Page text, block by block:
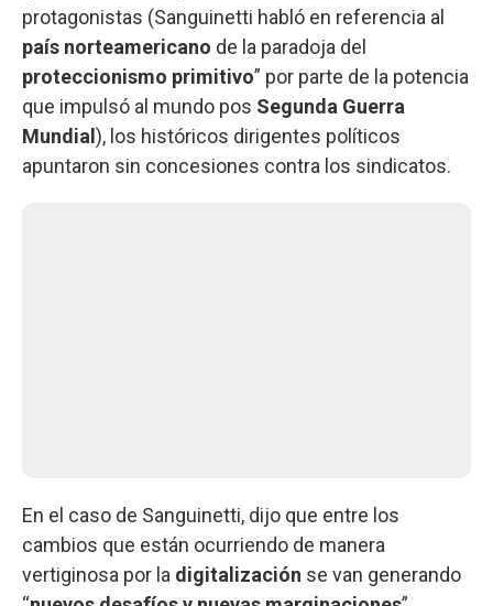
protagonistas (Sanguinetti habló en referencia al
país norteamericano de la paradoja del
proteccionismo primitivo” por parte de la potencia
que impulsó al mundo pos Segunda Guerra
Mundial ), los históricos dirigentes políticos
apuntaron sin concesiones contra los sindicatos.
En el caso de Sanguinetti, dijo que entre los
cambios que están ocurriendo de manera
vertiginosa por la digitalización se van generando